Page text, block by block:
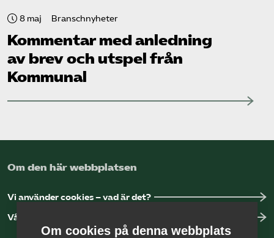
8 maj Branschnyheter
Kommentar med anledning
av brev och utspel från
Kommunal
Om den här webbplatsen
Vi använder cookies – vad är det?
Vår dataskyddspolicy
Om cookies på denna webbplats